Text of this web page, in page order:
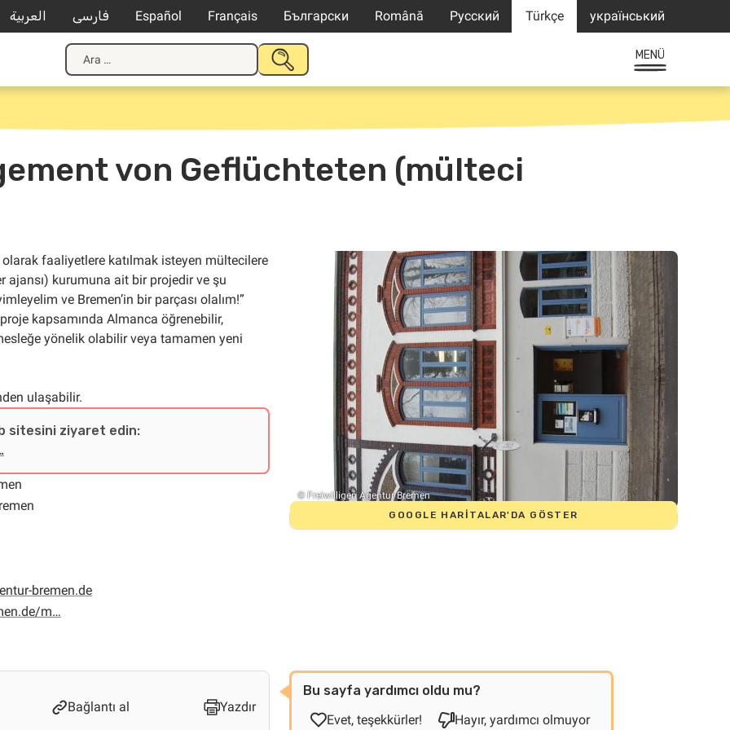
العربية فارسی Español Français Български Română Русский Türkçe український
Arama:
ARAMAYI
MENÜ
von Geflüchteten (mülteci
faaliyetlere katılmak isteyen mültecilere
ajansı) kurumuna ait bir projedir ve şu
ve Bremen’in bir parçası olalım!”
kapsamında Almanca öğrenebilir,
yönelik olabilir veya tamamen yeni
ulaşabilir.
sitesini ziyaret edin:
bremen.de
m…
© Freiwilligen Agentur Bremen
GOOGLE HARITALAR'DA GÖSTER
Bağlantı al Yazdır
Bu sayfa yardımcı oldu mu?
Evet, teşekkürler!
Hayır, yardımcı olmuyor